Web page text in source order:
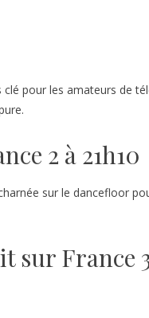
clé pour les amateurs de
2 à 21h10
sur le dancefloor
sur France